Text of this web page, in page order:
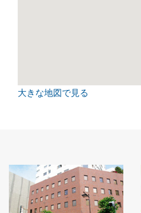
大きな地図で見る